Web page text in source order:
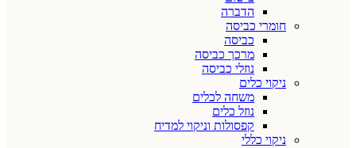
הדברה
חומרי כביסה
כביסה
מרכך כביסה
נוזלי כביסה
ניקוי כלים
משחה לכלים
נוזל כלים
קפסולות וניקוי למדיח
ניקוי כללי